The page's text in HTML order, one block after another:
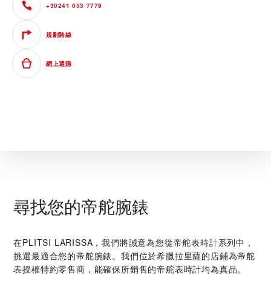
+30241 053 7779
規劃路線
網上選購
尋找您的帝舵腕錶
在‭PLITSI LARISSA‬，我們將誠意為您從帝舵表時計系列中，
挑選最適合您的帝舵腕錶。我們位於希臘拉里薩的店鋪為帝舵
表授權特約零售商，能確保所銷售的帝舵表時計均為真品。